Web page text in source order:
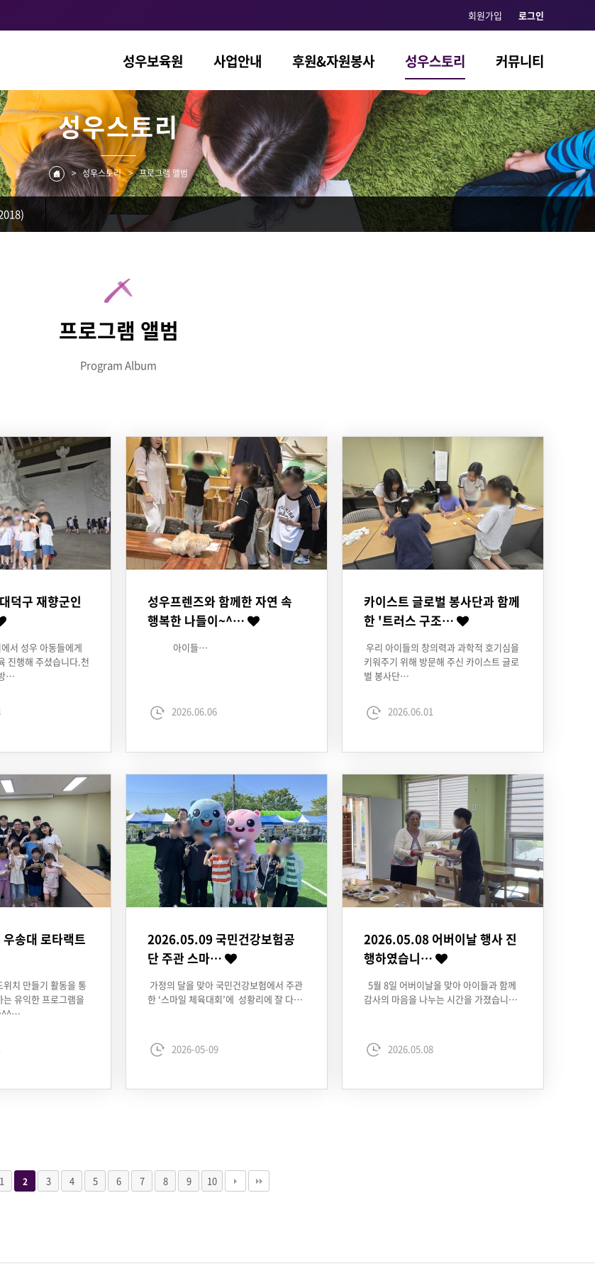
회원가입 로그인
성우보육원 사업안내 후원&자원봉사 성우스토리 커뮤니티
성우스토리
> 성우스토리 > 프로그램 앨범
프로그램 앨범
Program Album
덕구 재향군인
서 성우 아동들에게
진행해 주셨습니다.천
…
성우프렌즈와 함께한 자연 속
행복한 나들이~^…
아이들…
2026.06.06
카이스트 글로벌 봉사단과 함께
한 '트러스 구조…
우리 아이들의 창의력과 과학적 호기심을
키워주기 위해 방문해 주신 카이스트 글로
벌 봉사단…
2026.06.01
송대 로타랙트
치 만들기 활동을 통
유익한 프로그램을
^^…
2026.05.09 국민건강보험공
단 주관 스마…
가정의 달을 맞아 국민건강보험에서 주관
한 ‘스마일 체육대회’에 성황리에 잘 다…
2026-05-09
2026.05.08 어버이날 행사 진
행하였습니…
5월 8일 어버이날을 맞아 아이들과 함께
감사의 마음을 나누는 시간을 가졌습니…
2026.05.08
1 2 3 4 5 6 7 8 9 10